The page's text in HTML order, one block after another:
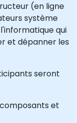
(en ligne
système
qui
et dépanner les
seront
et